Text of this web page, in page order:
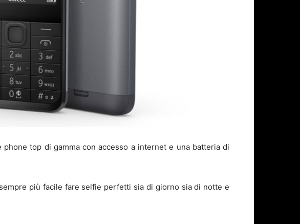
phone top di gamma con accesso a internet e una batteria di
più facile fare selfie perfetti sia di giorno sia di notte e